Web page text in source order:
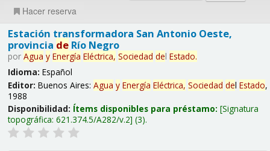
Hacer reserva
Estación transformadora San Antonio Oeste,
provincia deRío Negro
por Agua y Energía Eléctrica, Sociedad del Estado.
Idioma: Español
Editor: Buenos Aires: Agua y Energía Eléctrica, Sociedad del Estado,
1988
Disponibilidad: Ítems disponibles para préstamo: Signatura
topográfica: 621.374.5/A282/v.2 (3).